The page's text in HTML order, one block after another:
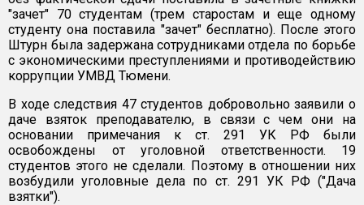
"зачет" 70 студентам (трем старостам и еще одному
студенту она поставила "зачет" бесплатно). После этого
Штурн была задержана сотрудниками отдела по борьбе
с экономическими преступлениями и противодействию
коррупции УМВД Тюмени.
В ходе следствия 47 студентов добровольно заявили о
даче взяток преподавателю, в связи с чем они на
основании примечания к ст. 291 УК РФ были
освобождены от уголовной ответственности. 19
студентов этого не сделали. Поэтому в отношении них
возбудили уголовные дела по ст. 291 УК РФ ("Дача
взятки").